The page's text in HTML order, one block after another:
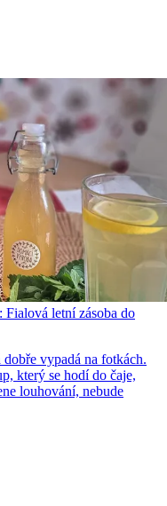
letní zásoba do
vypadá na fotkách.
který se hodí do čaje,
louhování, nebude